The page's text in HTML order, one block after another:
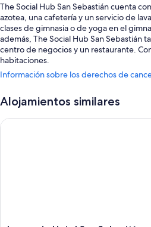
The Social Hub San Sebastián cuenta
azotea, una cafetería y un servicio de
clases de gimnasia o de yoga en el
además, The Social Hub San Sebastián
centro de negocios y un restaurante.
habitaciones.
Estos son algunos otros servicios de
Una piscina al aire libre de temporada
Información sobre los derechos de
Alojamientos similares
Leonardo Hotel San Sebastián